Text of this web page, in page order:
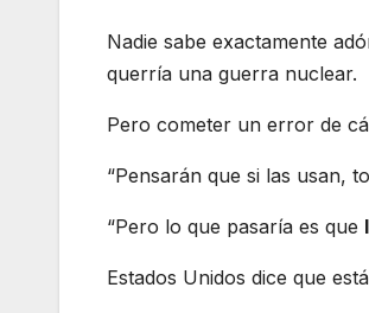
Nadie sabe exactamente
querría una guerra nuclear.
Pero cometer un error de
“Pensarán que si las usan,
“Pero lo que pasaría es que
Estados Unidos dice que